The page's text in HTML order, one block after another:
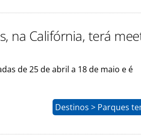
na Califórnia, terá
de 25 de abril a 18 de maio e é
Destinos > Parques